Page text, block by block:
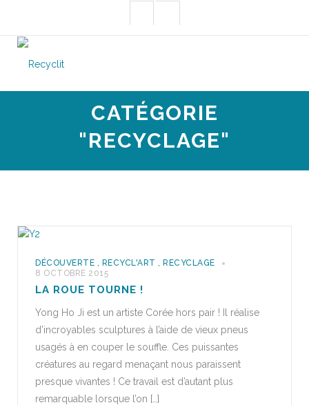
CATÉGORIE
"RECYCLAGE"
DÉCOUVERTE , RECYCL'ART , RECYCLAGE
8 OCTOBRE 2015
LA ROUE TOURNE !
Yong Ho Ji est un artiste Corée hors pair ! Il réalise
d’incroyables sculptures à l’aide de vieux pneus
usagés à en couper le souffle. Ces puissantes
créatures au regard menaçant nous paraissent
presque vivantes ! Ce travail est d’autant plus
remarquable lorsque l’on […]